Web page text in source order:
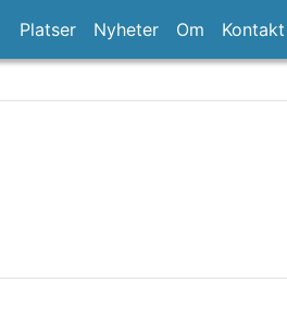
Platser Nyheter Om Kontakt